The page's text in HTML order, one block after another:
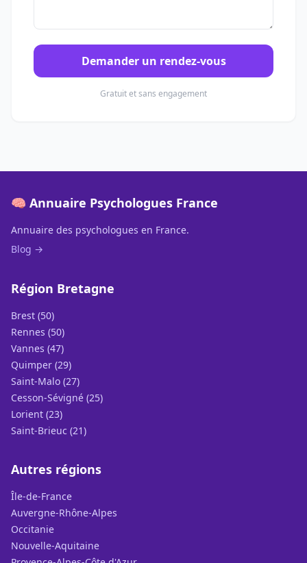
Demander un rendez-vous
Gratuit et sans engagement
🧠 Annuaire Psychologues France
Annuaire des psychologues en France.
Blog →
Région Bretagne
Brest (50)
Rennes (50)
Vannes (47)
Quimper (29)
Saint-Malo (27)
Cesson-Sévigné (25)
Lorient (23)
Saint-Brieuc (21)
Autres régions
Île-de-France
Auvergne-Rhône-Alpes
Occitanie
Nouvelle-Aquitaine